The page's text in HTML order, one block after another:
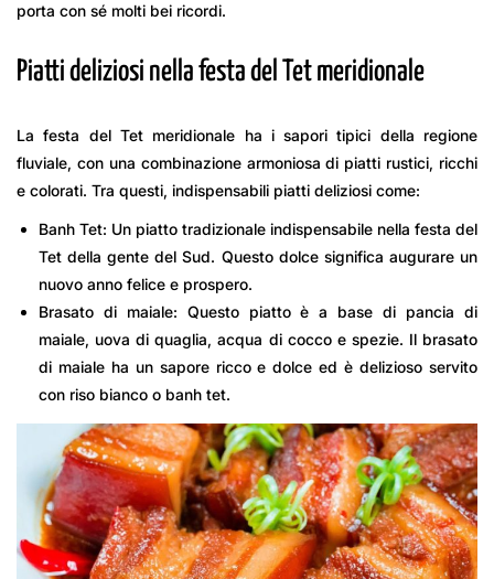
porta con sé molti bei ricordi.
Piatti deliziosi nella festa del Tet meridionale
La festa del Tet meridionale ha i sapori tipici della regione
fluviale, con una combinazione armoniosa di piatti rustici, ricchi
e colorati. Tra questi, indispensabili piatti deliziosi come:
Banh Tet: Un piatto tradizionale indispensabile nella festa del
Tet della gente del Sud. Questo dolce significa augurare un
nuovo anno felice e prospero.
Brasato di maiale: Questo piatto è a base di pancia di
maiale, uova di quaglia, acqua di cocco e spezie. Il brasato
di maiale ha un sapore ricco e dolce ed è delizioso servito
con riso bianco o banh tet.